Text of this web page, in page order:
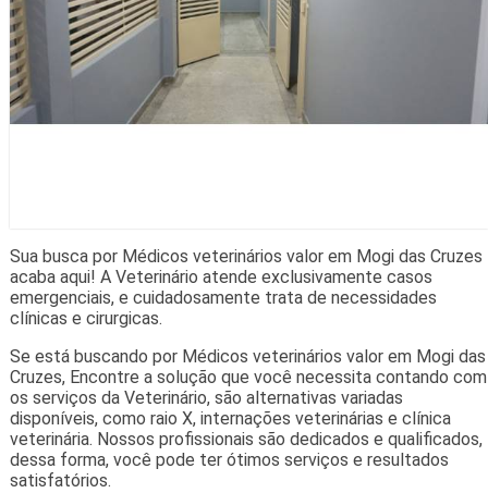
Sua busca por Médicos veterinários valor em Mogi das Cruzes
acaba aqui! A Veterinário atende exclusivamente casos
emergenciais, e cuidadosamente trata de necessidades
clínicas e cirurgicas.
Se está buscando por Médicos veterinários valor em Mogi das
Cruzes, Encontre a solução que você necessita contando com
os serviços da Veterinário, são alternativas variadas
disponíveis, como raio X, internações veterinárias e clínica
veterinária. Nossos profissionais são dedicados e qualificados,
dessa forma, você pode ter ótimos serviços e resultados
satisfatórios.